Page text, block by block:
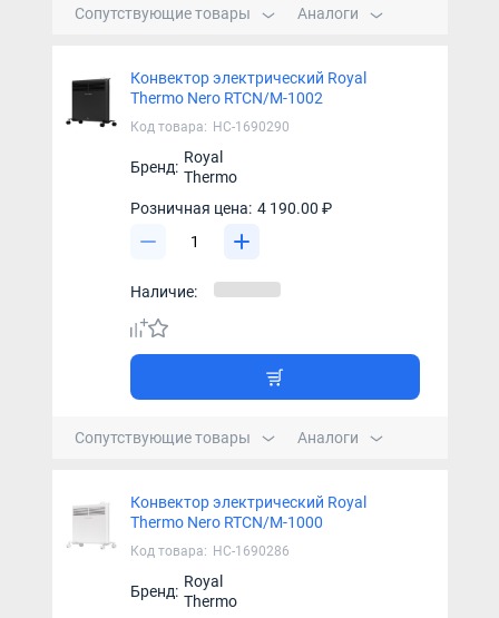
Сопутствующие товары Аналоги
Конвектор электрический Royal
Thermo Nero RTCN/M-1002
Код товара: НС-1690290
Бренд:
Royal
Thermo
Розничная цена: 4 190.00 ₽
Наличие:
Сопутствующие товары Аналоги
Конвектор электрический Royal
Thermo Nero RTCN/M-1000
Код товара: НС-1690286
Бренд:
Royal
Thermo